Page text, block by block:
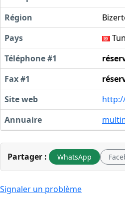
Région
Pays
Téléphone #1
Fax #1
Site web
Annuaire
Partager : WhatsApp
Signaler un problème